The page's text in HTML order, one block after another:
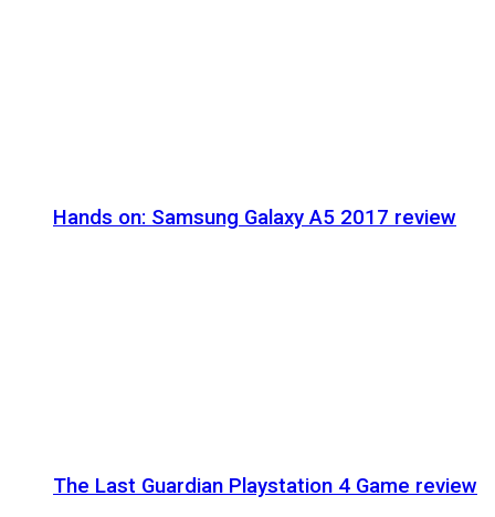
Hands on: Samsung Galaxy A5 2017 review
The Last Guardian Playstation 4 Game review